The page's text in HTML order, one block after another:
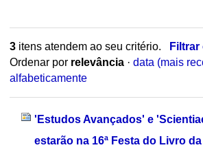
3itens atendem ao seu critério.
Ordenar por relevância · data (mais
alfabeticamente
'Estudos Avançados' e
estarão na 16ª Festa do Livro da